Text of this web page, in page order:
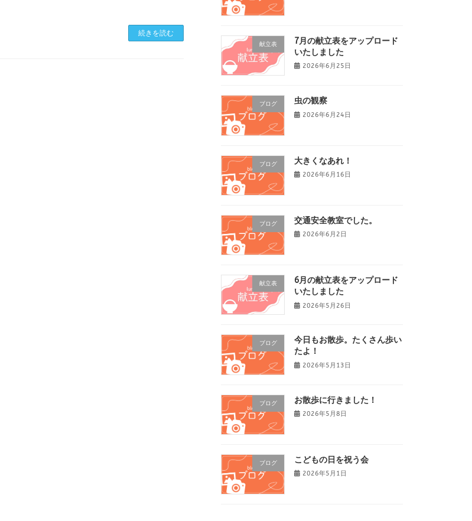
続きを読む
献立表
7月の献立表をアップロード
いたしました
2026年6月25日
ブログ 虫の観察
2026年6月24日
ブログ 大きくなあれ！
2026年6月16日
ブログ 交通安全教室でした。
2026年6月2日
献立表
6月の献立表をアップロード
いたしました
2026年5月26日
ブログ
今日もお散歩。たくさん歩い
たよ！
2026年5月13日
ブログ お散歩に行きました！
2026年5月8日
ブログ こどもの日を祝う会
2026年5月1日